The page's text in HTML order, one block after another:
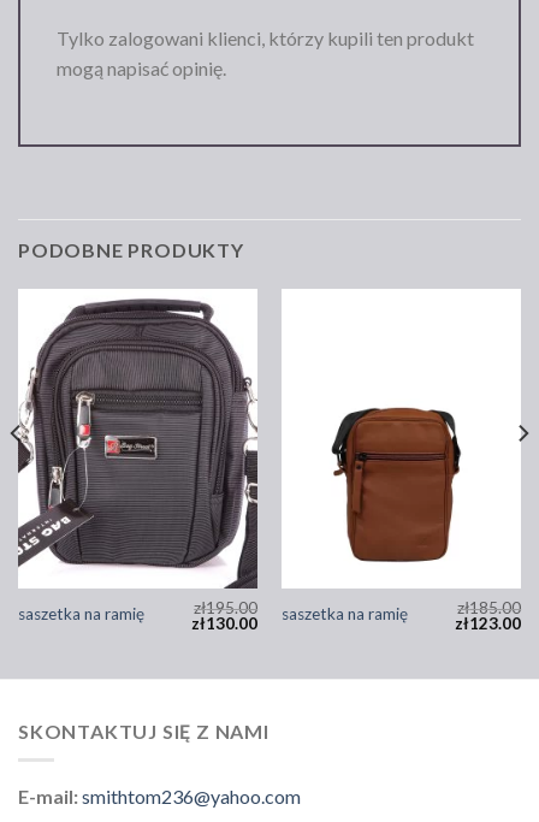
Tylko zalogowani klienci, którzy kupili ten produkt
mogą napisać opinię.
PODOBNE PRODUKTY
saszetka na ramię zł195.00
zł130.00 saszetka na ramię zł185.00
zł123.00
SKONTAKTUJ SIĘ Z NAMI
E-mail:smithtom236@yahoo.com